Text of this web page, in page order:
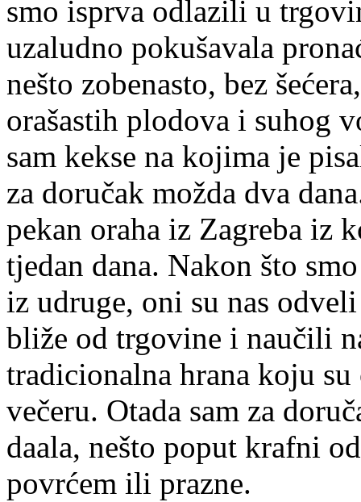
smo isprva odlazili u
uzaludno pokušavala
nešto zobenasto, bez
orašastih plodova i suhog
sam kekse na kojima je
za doručak možda dva
pekan oraha iz Zagreba iz
tjedan dana. Nakon što
iz udruge, oni su nas
bliže od trgovine i naučili
tradicionalna hrana koju
večeru. Otada sam za
daala, nešto poput krafni
povrćem ili prazne.